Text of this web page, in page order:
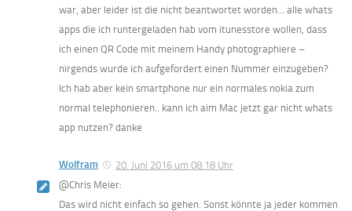
war, aber leider ist die nicht beantwortet worden… alle whats
apps die ich runtergeladen hab vom itunesstore wollen, dass
ich einen QR Code mit meinem Handy photographiere –
nirgends wurde ich aufgefordert einen Nummer einzugeben?
Ich hab aber kein smartphone nur ein normales nokia zum
normal telephonieren.. kann ich aim Mac jetzt gar nicht whats
app nutzen? danke
Wolfram
20. Juni 2016 um 08:18 Uhr
@Chris Meier:
Das wird nicht einfach so gehen. Sonst könnte ja jeder kommen